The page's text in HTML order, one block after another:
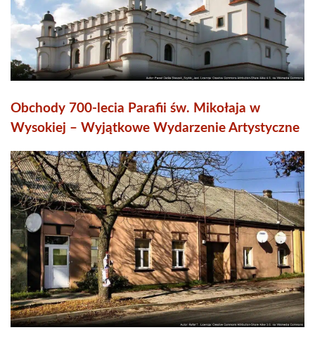
Obchody 700-lecia Parafii św. Mikołaja w
Wysokiej – Wyjątkowe Wydarzenie Artystyczne